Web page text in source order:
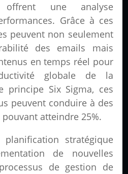
offrent une analyse
Grâce à ces
peuvent non seulement
des emails mais
en temps réel pour
globale de la
principe Six Sigma, ces
peuvent conduire à des
atteindre 25%.
stratégique
de nouvelles
de gestion de